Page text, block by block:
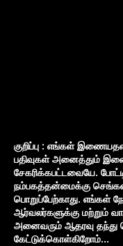
குறிப்பு : எங்கள்
பதிவுகள் அனைத்தும்
சேகரிக்கபட்டவையே.
நம்பகத்தன்மைக்கு
பொறுப்பேற்காது. எங்கள்
ஆர்வலர்களுக்கு மற்றும்
அனைவரும் ஆதரவு தந்து
கேட்டுக்கொள்கிறோம்...